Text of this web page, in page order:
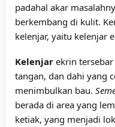
padahal akar
berkembang di kulit.
kelenjar, yaitu kelenjar
Kelenjar ekrin
tangan, dan dahi yang
menimbulkan bau.
berada di area yang
ketiak, yang menjadi